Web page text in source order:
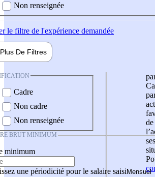
Non renseignée
le filtre de l'expérience demandée
Plus De Filtres
Cadre
Non cadre
Non renseignée
BRUT MINIMUM
minimum
une périodicité pour le salaire saisi